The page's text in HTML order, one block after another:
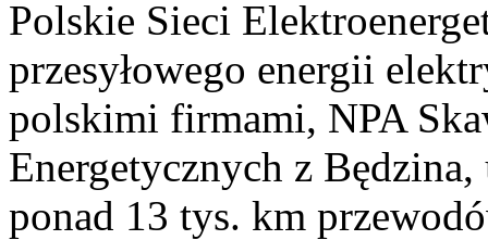
Polskie Sieci
przesyłowego energii
polskimi firmami, NPA
Energetycznych z
ponad 13 tys. km